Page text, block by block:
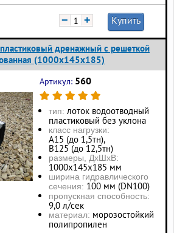
− + Купить
дренажный с решеткой
(1000x145x185)
Артикул: 560
тип: лоток водоотводный
пластиковый без уклона
класс нагрузки:
А15 (до 1,5тн),
В125 (до 12,5тн)
размеры, ДхШхВ:
1000х145х185 мм
ширина гидравлического
сечения: 100 мм (DN100)
пропускная способность:
9,0 л/сек
материал: морозостойкий
полипропилен